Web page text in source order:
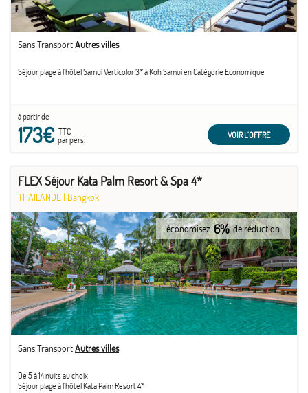
Sans TransportAutres villes
Séjour plage à l'hôtel Samui Verticolor 3* à Koh Samui en Catégorie Economique
à partir de
173€TTC
par pers.
VOIR L'OFFRE
FLEX Séjour Kata Palm Resort & Spa 4*
THAÏLANDE | Bangkok
économisez 6% de réduction
Sans TransportAutres villes
De 5 à 14 nuits au choix
Séjour plage à l'hôtel Kata Palm Resort 4*